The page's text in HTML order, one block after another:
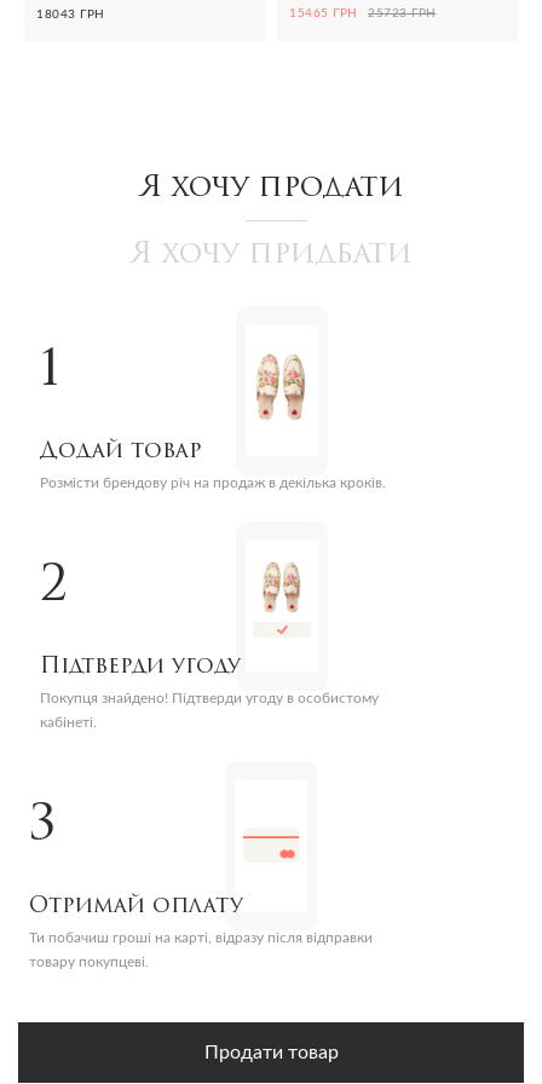
18043 ГРН 15465 ГРН 25723 ГРН
Я хочу продати
Я хочу придбати
1
Додай товар
Розмісти брендову річ на продаж в декілька кроків.
2
Підтверди угоду
Покупця знайдено! Підтверди угоду в особистому
кабінеті.
3
Отримай оплату
Ти побачиш гроші на карті, відразу після відправки
товару покупцеві.
Продати товар